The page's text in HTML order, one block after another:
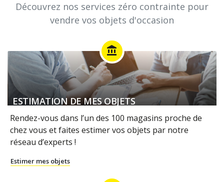
Découvrez nos services zéro contrainte pour
vendre vos objets d'occasion
account_balance
ESTIMATION DE MES OBJETS
Rendez-vous dans l’un des 100 magasins proche de
chez vous et faites estimer vos objets par notre
réseau d’experts !
Estimer mes objets